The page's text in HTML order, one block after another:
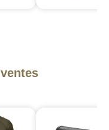
ventes